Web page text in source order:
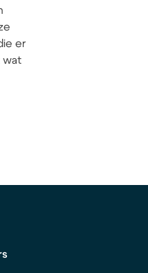
er
wat